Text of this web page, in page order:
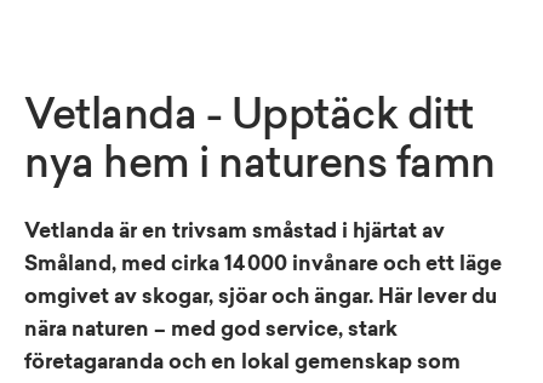
Vetlanda - Upptäck ditt
nya hem i naturens famn
Vetlanda är en trivsam småstad i hjärtat av
Småland, med cirka 14 000 invånare och ett läge
omgivet av skogar, sjöar och ängar. Här lever du
nära naturen – med god service, stark
företagaranda och en lokal gemenskap som